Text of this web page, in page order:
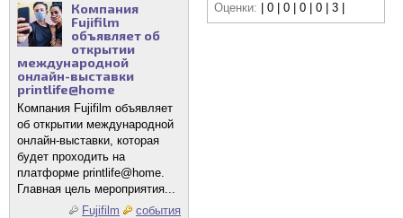
Компания
Fujifilm
объявляет об
открытии
международной
онлайн-выставки
printlife@home
Компания Fujifilm объявляет
об открытии международной
онлайн-выставки, которая
будет проходить на
платформе printlife@home.
Главная цель мероприятия...
Fujifilm
события
Оценки: | 0 | 0 | 0 | 0 | 3 |